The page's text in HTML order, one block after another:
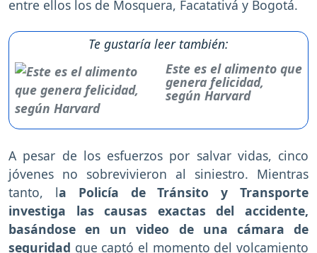
entre ellos los de Mosquera, Facatativá y Bogotá.
Te gustaría leer también:
Este es el alimento que
genera felicidad,
según Harvard
A pesar de los esfuerzos por salvar vidas, cinco
jóvenes no sobrevivieron al siniestro. Mientras
tanto, la Policía de Tránsito y Transporte
investiga las causas exactas del accidente,
basándose en un video de una cámara de
seguridad que captó el momento del volcamiento